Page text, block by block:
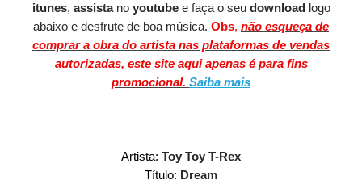
itunes, assistano youtube e faça o seu downloadlogo
abaixo e desfrute de boa música. Obs, não esqueça de
comprar a obra do artista nas plataformas de vendas
autorizadas, este site aqui apenas é para fins
promocional. Saiba mais
Artista: Toy Toy T-Rex
Título: Dream